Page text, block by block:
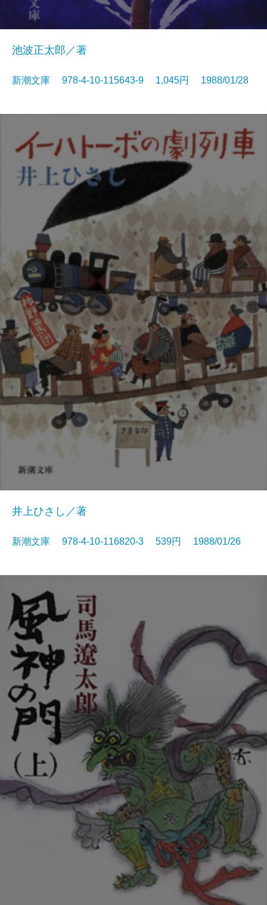
池波正太郎／著
新潮文庫 978-4-10-115643-9 1,045円 1988/01/28
井上ひさし／著
新潮文庫 978-4-10-116820-3 539円 1988/01/26